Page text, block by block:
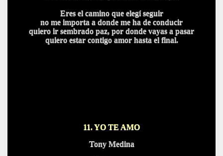
Eres el camino que elegí seguir
no me importa a donde me ha de conducir
quiero ir sembrado paz, por donde vayas a pasar
quiero estar contigo amor hasta el final.
11. YO TE AMO
Tony Medina